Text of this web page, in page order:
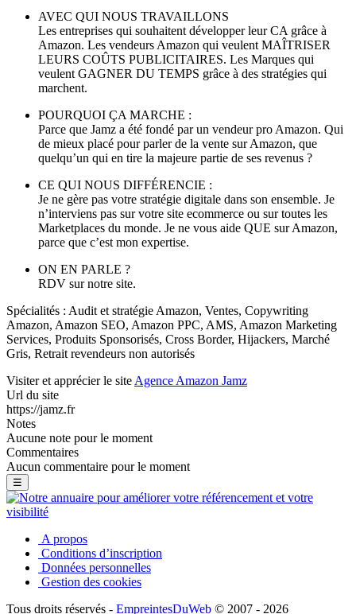
AVEC QUI NOUS TRAVAILLONS
Les entreprises qui souhaitent développer leur CA grâce à
Amazon. Les vendeurs Amazon qui veulent MAÎTRISER
LEURS COÛTS PUBLICITAIRES. Les Marques qui
veulent GAGNER DU TEMPS grâce à des stratégies qui
marchent.
POURQUOI ÇA MARCHE :
Parce que Jamz a été fondé par un vendeur pro Amazon. Qui
de mieux placé pour parler de la vente sur Amazon, que
quelqu’un qui en tire la majeure partie de ses revenus ?
CE QUI NOUS DIFFÉRENCIE :
Je ne gère pas votre stratégie digitale dans son ensemble. Je
n’interviens pas sur votre site ecommerce ou sur toutes les
Marketplaces du monde. Je ne vous aide QUE sur Amazon,
parce que c’est mon expertise.
ON EN PARLE ?
RDV sur notre site.
Spécialités : Audit et stratégie Amazon, Ventes, Copywriting
Amazon, Amazon SEO, Amazon PPC, AMS, Amazon Marketing
Services, Produits Sponsorisés, Cross Border, Hijackers, Marché
Gris, Retrait revendeurs non autorisés
Visiter et apprécier le site Agence Amazon Jamz
Url du site
https://jamz.fr
Notes
Aucune note pour le moment
Commentaires
Aucun commentaire pour le moment
☰
A propos
Conditions d’inscription
Données personnelles
Gestion des cookies
Tous droits réservés - EmpreintesDuWeb © 2007 - 2026